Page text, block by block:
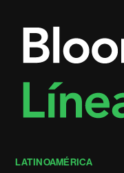
LATINOAMÉRICA